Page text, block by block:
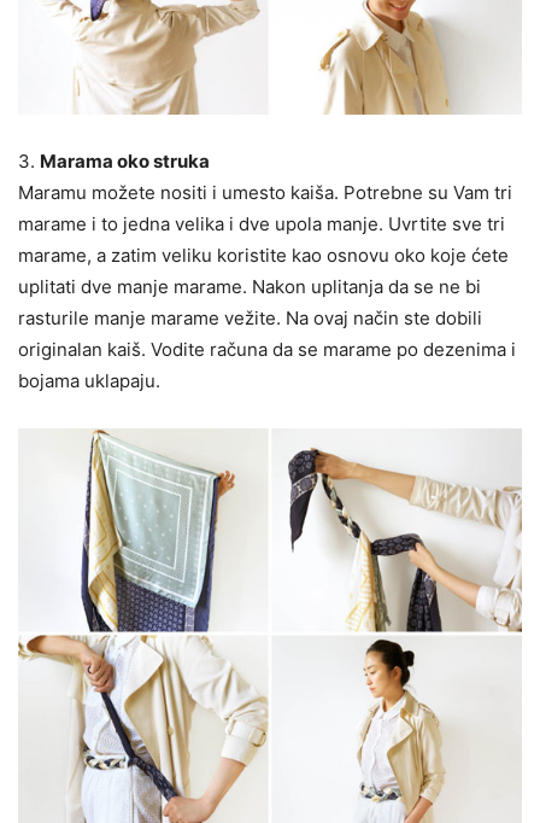
3. Marama oko struka
Maramu možete nositi i umesto kaiša. Potrebne su Vam tri
marame i to jedna velika i dve upola manje. Uvrtite sve tri
marame, a zatim veliku koristite kao osnovu oko koje ćete
uplitati dve manje marame. Nakon uplitanja da se ne bi
rasturile manje marame vežite. Na ovaj način ste dobili
originalan kaiš. Vodite računa da se marame po dezenima i
bojama uklapaju.